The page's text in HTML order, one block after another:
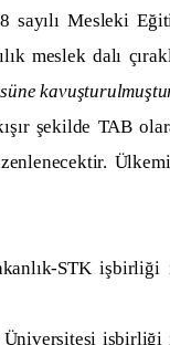
sayılı Mesleki
meslek dalı
şekilde TAB
STK işbirliği
Üniversitesi işbirliği